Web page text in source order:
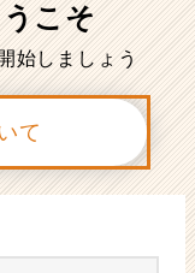
こそ
始しましょう
て